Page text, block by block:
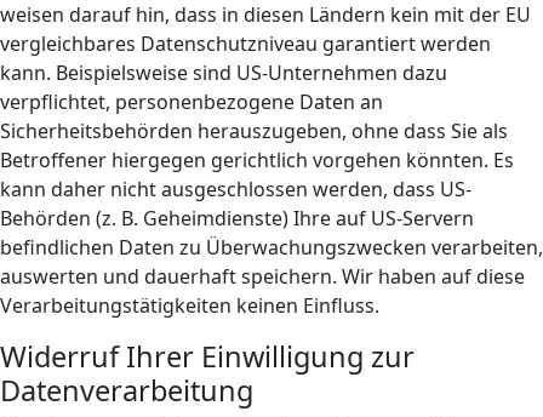
weisen darauf hin, dass in diesen Ländern kein mit der EU
vergleichbares Datenschutzniveau garantiert werden
kann. Beispielsweise sind US-Unternehmen dazu
verpflichtet, personenbezogene Daten an
Sicherheitsbehörden herauszugeben, ohne dass Sie als
Betroffener hiergegen gerichtlich vorgehen könnten. Es
kann daher nicht ausgeschlossen werden, dass US-
Behörden (z. B. Geheimdienste) Ihre auf US-Servern
befindlichen Daten zu Überwachungszwecken verarbeiten,
auswerten und dauerhaft speichern. Wir haben auf diese
Verarbeitungstätigkeiten keinen Einfluss.
Widerruf Ihrer Einwilligung zur
Datenverarbeitung